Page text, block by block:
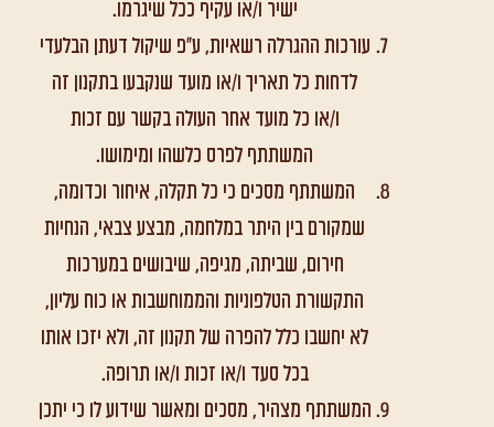
ישיר ו/או עקיף ככל שיגרמו.
עורכות ההגרלה רשאיות, ע"פ שיקול דעתן הבלעדי
לדחות כל תאריך ו/או מועד שנקבעו בתקנון זה
ו/או כל מועד אחר העולה בקשר עם זכות
המשתתף לפרס כלשהו ומימושו.
המשתתף מסכים כי כל תקלה, איחור וכדומה,
שמקורם בין היתר במלחמה, מבצע צבאי, הנחיות
חירום, שביתה, מגיפה, שיבושים במערכות
התקשורת הטלפוניות והממוחשבות או כוח עליון,
לא יחשבו כלל להפרה של תקנון זה, ולא יזכו אותו
בכל סעד ו/או זכות ו/או תרופה.
המשתתף מצהיר, מסכים ומאשר שידוע לו כי יתכן